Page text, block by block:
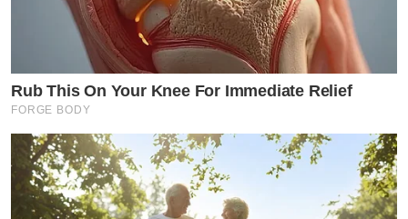
Rub This On Your Knee For Immediate Relief
FORGE BODY